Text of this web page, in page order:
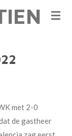
met 2-0
de gastheer